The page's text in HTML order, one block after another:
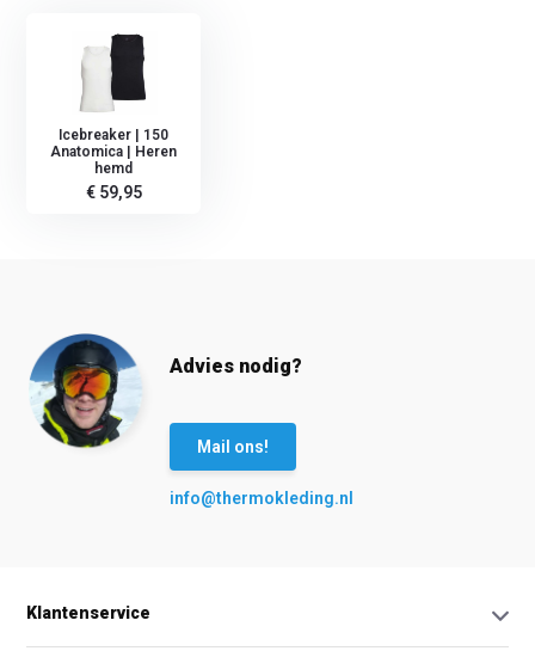
Icebreaker | 150
Anatomica | Heren
hemd
€ 59,95
Advies nodig?
Mail ons!
info@thermokleding.nl
Klantenservice